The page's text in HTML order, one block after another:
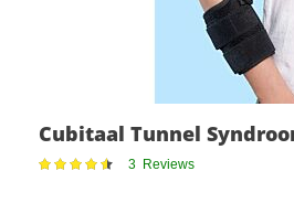
Cubitaal Tunnel
Waardering:3 Reviews